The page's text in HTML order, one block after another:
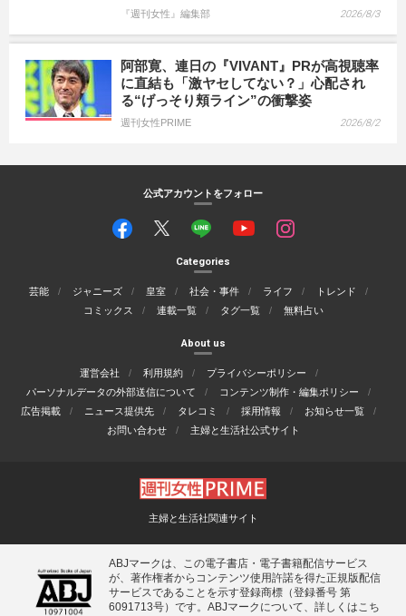
『週刊女性』編集部 2026/8/3
阿部寛、連日の『VIVANT』PRが高視聴率
に直結も「激ヤセしてない？」心配され
る“げっそり頬ライン”の衝撃姿
週刊女性PRIME 2026/8/2
公式アカウントをフォロー
Categories
芸能 ジャニーズ 皇室 社会・事件 ライフ
トレンド
コミックス
連載一覧 タグ一覧 無料占い
About us
運営会社 利用規約
プライバシーポリシー
パーソナルデータの外部送信について
コンテンツ制作・編集ポリシー
広告掲載
ニュース提供先 タレコミ 採用情報
お知らせ一覧
お問い合わせ
主婦と生活社公式サイト
主婦と生活社関連サイト
ABJマークは、この電子書店・電子書籍配信サービス
が、著作権者からコンテンツ使用許諾を得た正規版配信
サービスであることを示す登録商標（登録番号 第
6091713号）です。ABJマークについて、詳しくはこち